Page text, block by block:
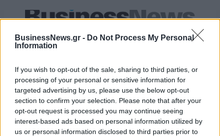
BusinessNews.gr - Do Not Process My Personal
Information
If you wish to opt-out of the sale, sharing to third parties, or
processing of your personal or sensitive information for
targeted advertising by us, please use the below opt-out
section to confirm your selection. Please note that after your
opt-out request is processed you may continue seeing
interest-based ads based on personal information utilized by
us or personal information disclosed to third parties prior to
Ελληνική Αναπτυξιακή Τράπεζα: Με «προίκα» 2 δισ. ευρώ ανοίγει
δρόμο για δάνεια έως 5 δισ. σε μικρομεσαίες
Β.Σ. Καρούλιας: Τζίρος 98,7
εκατ. ευρώ και αύξηση κερδών
57% - Τα νέα στοιχήματα σε
low & non alcohol
Deloitte Ελλάδος:
Χρηματοοικονομικός
σύμβουλος της ΔΕΗ για την
είσοδο στην πολωνική αγορά
ενέργειας